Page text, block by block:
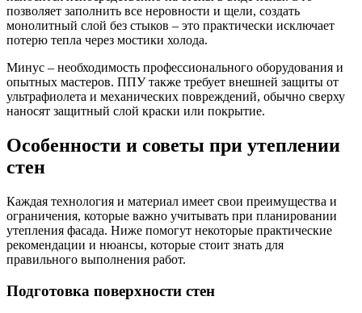
позволяет заполнить все неровности и щели, создать
монолитный слой без стыков – это практически исключает
потерю тепла через мостики холода.
Минус – необходимость профессионального оборудования и
опытных мастеров. ППУ также требует внешней защиты от
ультрафиолета и механических повреждений, обычно сверху
наносят защитный слой краски или покрытие.
Особенности и советы при утеплении
стен
Каждая технология и материал имеет свои преимущества и
ограничения, которые важно учитывать при планировании
утепления фасада. Ниже помогут некоторые практические
рекомендации и нюансы, которые стоит знать для
правильного выполнения работ.
Подготовка поверхности стен